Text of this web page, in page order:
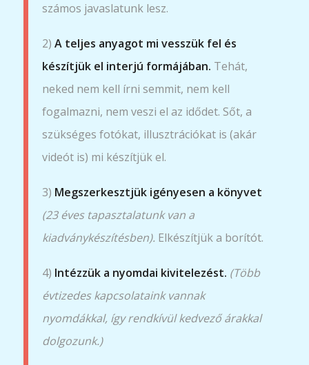
számos javaslatunk lesz.
2) A teljes anyagot mi vesszük fel és
készítjük el interjú formájában. Tehát,
neked nem kell írni semmit, nem kell
fogalmazni, nem veszi el az idődet. Sőt, a
szükséges fotókat, illusztrációkat is (akár
videót is) mi készítjük el.
3) Megszerkesztjük igényesen a könyvet
(23 éves tapasztalatunk van a
kiadványkészítésben). Elkészítjük a borítót.
4) Intézzük a nyomdai kivitelezést. (Több
évtizedes kapcsolataink vannak
nyomdákkal, így rendkívül kedvező árakkal
dolgozunk.)